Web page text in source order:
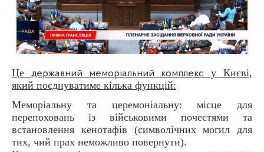
Це державний меморіальний комплекс у Києві,
який поєднуватиме кілька функцій:
Меморіальну та церемоніальну: місце для
перепоховань із військовими почестями та
встановлення кенотафів (символічних могил для
тих, чий прах неможливо повернути).